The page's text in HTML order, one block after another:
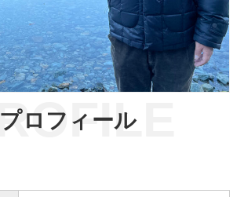
プロフィール